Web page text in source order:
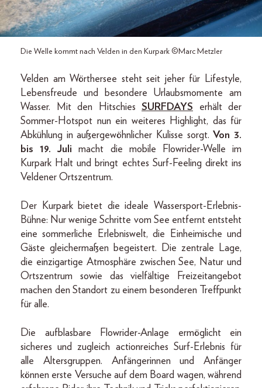
Die Welle kommt nach Velden in den Kurpark ©Marc Metzler
Velden am Wörthersee steht seit jeher für Lifestyle,
Lebensfreude und besondere Urlaubsmomente am
Wasser. Mit den Hitschies SURFDAYS erhält der
Sommer-Hotspot nun ein weiteres Highlight, das für
Abkühlung in außergewöhnlicher Kulisse sorgt.Von 3.
bis 19. Juli macht die mobile Flowrider-Welle im
Kurpark Halt und bringt echtes Surf-Feeling direkt ins
Veldener Ortszentrum.
Der Kurpark bietet die ideale Wassersport-Erlebnis-
Bühne: Nur wenige Schritte vom See entfernt entsteht
eine sommerliche Erlebniswelt, die Einheimische und
Gäste gleichermaßen begeistert. Die zentrale Lage,
die einzigartige Atmosphäre zwischen See, Natur und
Ortszentrum sowie das vielfältige Freizeitangebot
machen den Standort zu einem besonderen Treffpunkt
für alle.
Die aufblasbare Flowrider-Anlage ermöglicht ein
sicheres und zugleich actionreiches Surf-Erlebnis für
alle Altersgruppen. Anfängerinnen und Anfänger
können erste Versuche auf dem Board wagen, während